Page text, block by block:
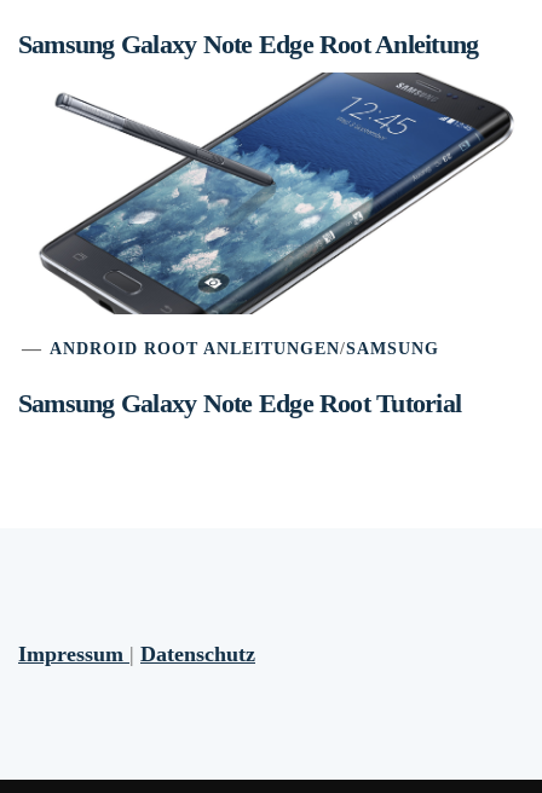
Samsung Galaxy Note Edge Root Anleitung
ANDROID ROOT ANLEITUNGEN/SAMSUNG
Samsung Galaxy Note Edge Root Tutorial
Impressum | Datenschutz